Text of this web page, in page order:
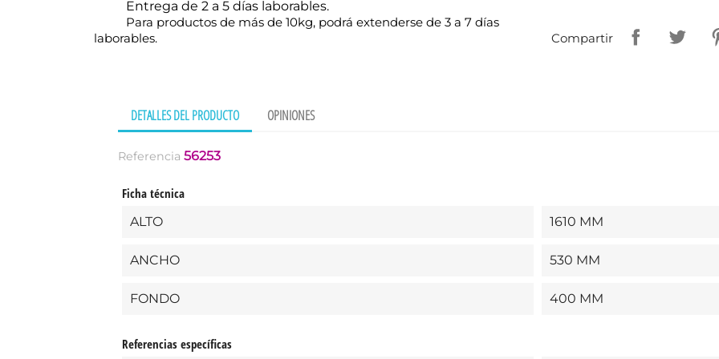
Entrega de 2 a 5 días laborables.
Para productos de más de 10kg, podrá extenderse de 3 a 7 días
laborables.
Compartir
DETALLES DEL PRODUCTO OPINIONES
Referencia 56253
Ficha técnica
ALTO 1610 MM
ANCHO 530 MM
FONDO 400 MM
Referencias específicas